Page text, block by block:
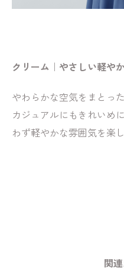
クリーム｜やさしい軽や
やわらかな空気をまとっ
カジュアルにもきれいめ
わず軽やかな雰囲気を楽し
関